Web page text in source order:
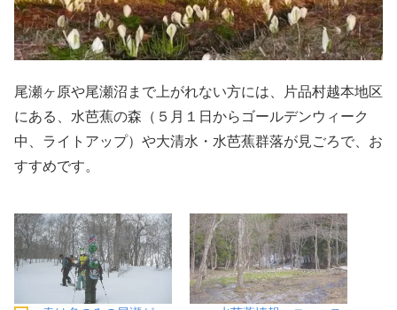
尾瀬ヶ原や尾瀬沼まで上がれない方には、片品村越本地区
にある、水芭蕉の森（５月１日からゴールデンウィーク
中、ライトアップ）や大清水・水芭蕉群落が見ごろで、お
すすめです。